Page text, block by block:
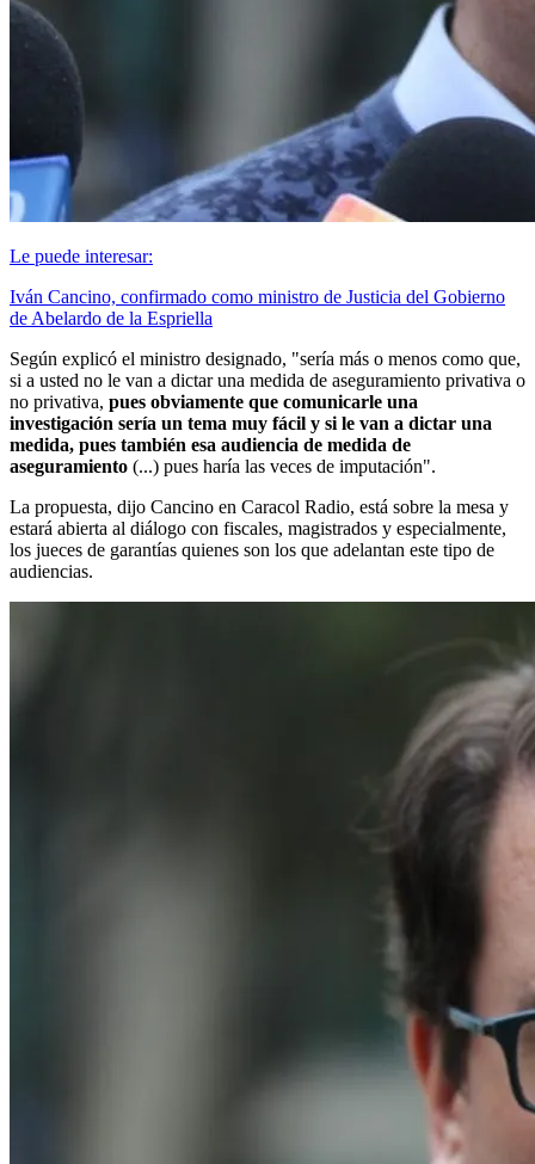
Le puede interesar:
Iván Cancino, confirmado como ministro de Justicia del Gobierno
de Abelardo de la Espriella
Según explicó el ministro designado, "sería más o menos como que,
si a usted no le van a dictar una medida de aseguramiento privativa o
no privativa, pues obviamente que comunicarle una
investigación sería un tema muy fácil y si le van a dictar una
medida, pues también esa audiencia de medida de
aseguramiento (...) pues haría las veces de imputación".
La propuesta, dijo Cancino en Caracol Radio, está sobre la mesa y
estará abierta al diálogo con fiscales, magistrados y especialmente,
los jueces de garantías quienes son los que adelantan este tipo de
audiencias.